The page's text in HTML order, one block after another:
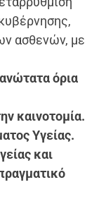
ασθενών, με
όρια
καινοτομία.
Υγείας.
και